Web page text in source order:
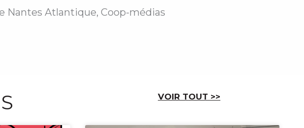
Nantes Atlantique, Coop-médias
VOIR TOUT >>